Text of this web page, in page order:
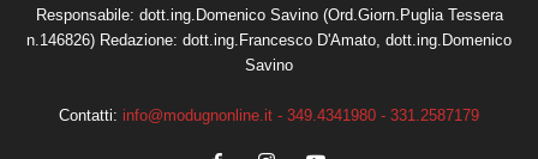
Responsabile: dott.ing.Domenico Savino (Ord.Giorn.Puglia Tessera
n.146826) Redazione: dott.ing.Francesco D'Amato, dott.ing.Domenico
Savino
Contatti: info@modugnonline.it - 349.4341980 - 331.2587179